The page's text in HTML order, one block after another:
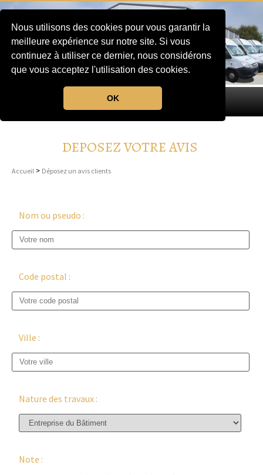
Nous utilisons des cookies pour vous garantir la
meilleure expérience sur notre site. Si vous
continuez à utiliser ce dernier, nous considérons
que vous acceptez l'utilisation des cookies.
OKMENU
DEPOSEZ VOTRE AVIS
Accueil > Déposez un avis clients
Nom ou pseudo :
Code postal :
Ville :
Nature des travaux :
Note :